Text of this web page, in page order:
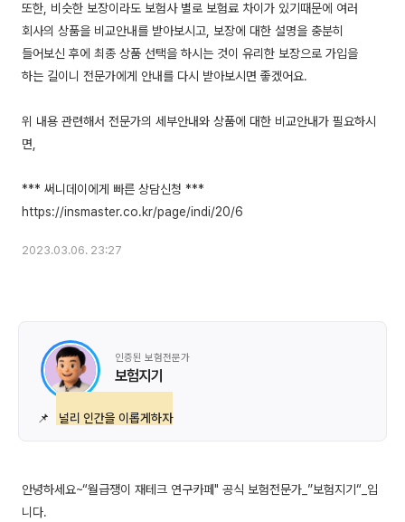
또한, 비슷한 보장이라도 보험사 별로 보험료 차이가 있기때문에 여러
회사의 상품을 비교안내를 받아보시고, 보장에 대한 설명을 충분히
들어보신 후에 최종 상품 선택을 하시는 것이 유리한 보장으로 가입을
하는 길이니 전문가에게 안내를 다시 받아보시면 좋겠어요.
위 내용 관련해서 전문가의 세부안내와 상품에 대한 비교안내가 필요하시
면,
*** 써니데이에게 빠른 상담신청 ***
2023.03.06. 23:27
인증된 보험전문가
보험지기
📌 널리 인간을 이롭게하자
안녕하세요~“월급쟁이 재테크 연구카페" 공식 보험전문가_”보험지기“_입
니다.